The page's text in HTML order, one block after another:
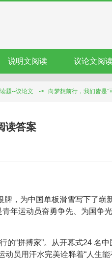
说明文阅读 议论文阅
题--议论文 -> 向梦想前行，我们皆是“
读答案
，为中国单板滑雪写下了崭
年运动员奋勇争先、为国争
的“拼搏家”。从开幕式24 名中
员用汗水完美诠释着“人生能